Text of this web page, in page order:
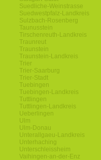
Suedliche-Weinstrasse
Suedwestpfalz-Landkreis
Sulzbach-Rosenberg
Taunusstein
Tirschenreuth-Landkreis
Traunreut
Traunstein
Traunstein-Landkreis
Trier
Trier-Saarburg
Trier-Stadt
Tuebingen
Tuebingen-Landkreis
Tuttlingen
Tuttlingen-Landkreis
Ueberlingen
Ulm
Ulm-Donau
Unterallgaeu-Landkreis
Unterhaching
Unterschleissheim
Vaihingen-an-der-Enz